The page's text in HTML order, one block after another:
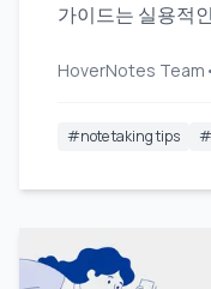
가이드는 실용적
HoverNotes Team •
#note taking tips #